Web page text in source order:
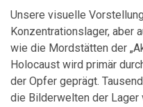
Unsere visuelle
Konzentrationslager, aber
wie die Mordstätten der
Holocaust wird primär
der Opfer geprägt.
die Bilderwelten der Lager